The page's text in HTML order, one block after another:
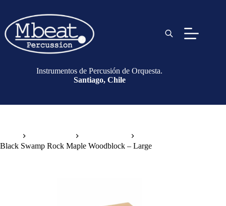
Instrumentos de Percusión de Orquesta.
Santiago, Chile
Black Swamp Rock Maple Woodblock – Large